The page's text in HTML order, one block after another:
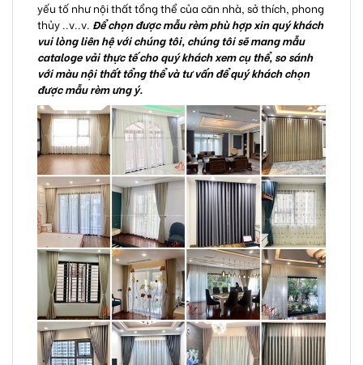
yếu tố như nội thất tổng thể của căn nhà, sở thích, phong
thủy ..v..v. Để chọn được mẫu rèm phù hợp xin quý khách
vui lòng liên hệ với chúng tôi, chúng tôi sẽ mang mẫu
cataloge vải thực tế cho quý khách xem cụ thể, so sánh
với màu nội thất tổng thể và tư vấn để quý khách chọn
được mẫu rèm ưng ý.